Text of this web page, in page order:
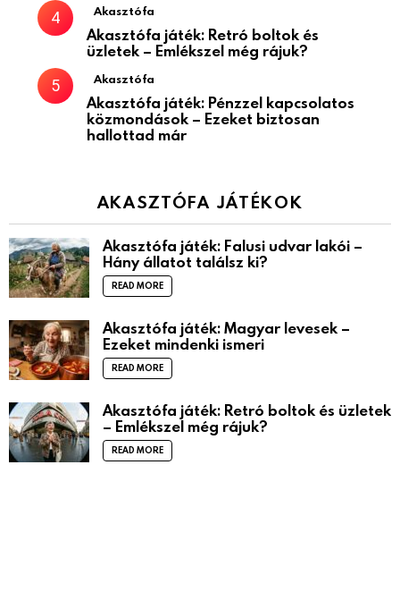
Akasztófa
Akasztófa játék: Retró boltok és
üzletek – Emlékszel még rájuk?
Akasztófa
Akasztófa játék: Pénzzel kapcsolatos
közmondások – Ezeket biztosan
hallottad már
AKASZTÓFA JÁTÉKOK
Akasztófa játék: Falusi udvar lakói –
Hány állatot találsz ki?
READ MORE
Akasztófa játék: Magyar levesek –
Ezeket mindenki ismeri
READ MORE
Akasztófa játék: Retró boltok és üzletek
– Emlékszel még rájuk?
READ MORE